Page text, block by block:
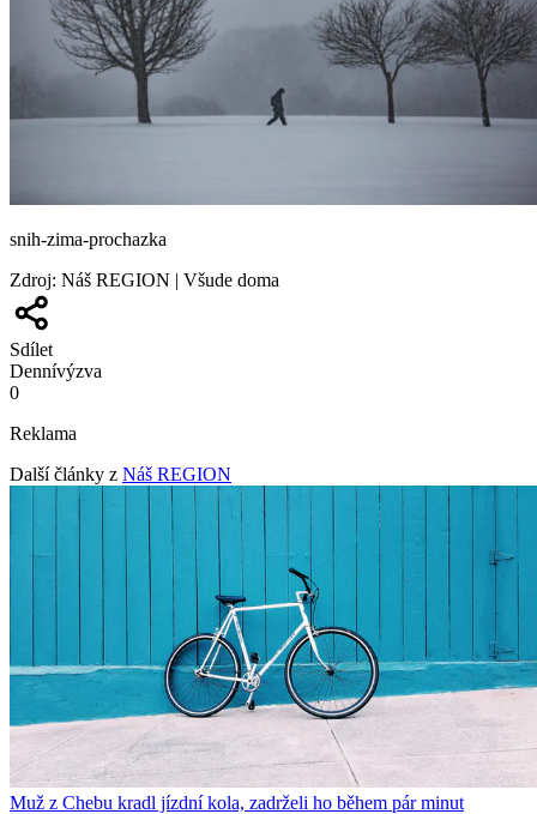
snih-zima-prochazka
Zdroj: Náš REGION | Všude doma
Sdílet
Dennívýzva
0
Reklama
Další články z Náš REGION
Muž z Chebu kradl jízdní kola, zadrželi ho během pár minut